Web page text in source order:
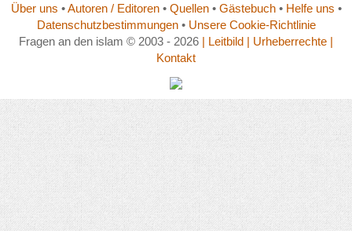
Über uns •Autoren / Editoren• Quellen• Gästebuch• Helfe uns •
Datenschutzbestimmungen• Unsere Cookie-Richtlinie
Fragen an den islam © 2003 - 2026 | Leitbild | Urheberrechte |
Kontakt